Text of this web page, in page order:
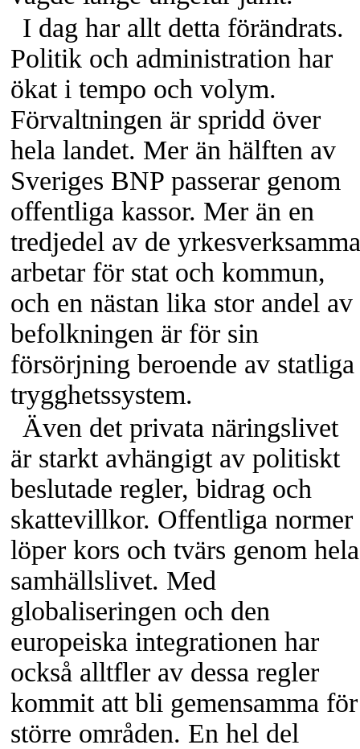
I dag har allt detta förändrats.
Politik och administration har
ökat i tempo och volym.
Förvaltningen är spridd över
hela landet. Mer än hälften av
Sveriges BNP passerar genom
offentliga kassor. Mer än en
tredjedel av de yrkesverksamma
arbetar för stat och kommun,
och en nästan lika stor andel av
befolkningen är för sin
försörjning beroende av statliga
trygghetssystem.
Även det privata näringslivet
är starkt avhängigt av politiskt
beslutade regler, bidrag och
skattevillkor. Offentliga normer
löper kors och tvärs genom hela
samhällslivet. Med
globaliseringen och den
europeiska integrationen har
också alltfler av dessa regler
kommit att bli gemensamma för
större områden. En hel del